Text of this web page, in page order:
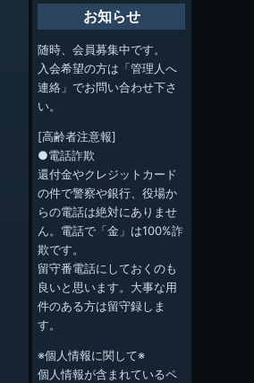
お知らせ
随時、会員募集中です。
入会希望の方は「管理人へ
連絡」でお問い合わせ下さ
い。
[高齢者注意報]
●電話詐欺
還付金やクレジットカード
の件で警察や銀行、役場か
らの電話は絶対にありませ
ん。電話で「金」は100%詐
欺です。
留守番電話にしておくのも
良いと思います。大事な用
件のある方は留守録しま
す。
※個人情報に関して※
個人情報が含まれているペ